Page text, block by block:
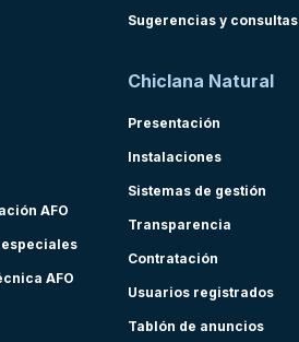
AFO
AFO
Sugerencias y consultas
Chiclana Natural
Presentación
Instalaciones
Sistemas de gestión
Transparencia
Contratación
Usuarios registrados
Tablón de anuncios